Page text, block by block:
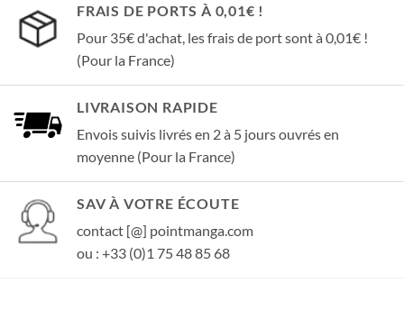
FRAIS DE PORTS À 0,01€ !
Pour 35€ d'achat, les frais de port sont à 0,01€ !
(Pour la France)
LIVRAISON RAPIDE
Envois suivis livrés en 2 à 5 jours ouvrés en
moyenne (Pour la France)
SAV À VOTRE ÉCOUTE
contact [@] pointmanga.com
ou : +33 (0)1 75 48 85 68